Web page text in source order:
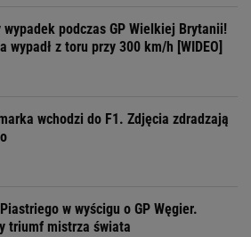
wypadek podczas GP Wielkiej Brytanii!
wypadł z toru przy 300 km/h [WIDEO]
wchodzi do F1. Zdjęcia zdradzają
w wyścigu o GP Węgier.
triumf mistrza świata